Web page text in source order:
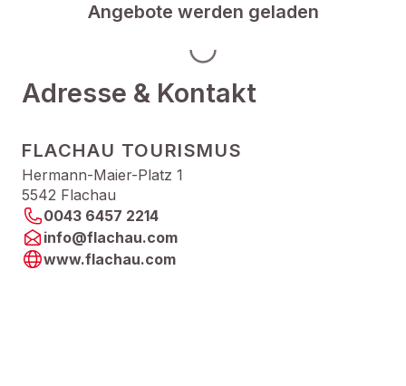
Angebote werden geladen
Adresse & Kontakt
FLACHAU TOURISMUS
Hermann-Maier-Platz 1
5542 Flachau
0043 6457 2214
info@flachau.com
www.flachau.com